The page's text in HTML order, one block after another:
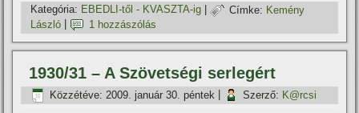
Kategória: EBEDLI-től - KVASZTA-ig | Címke: Kemény
László
1 hozzászólás
1930/31 – A Szövetségi serlegért
Közzétéve: 2009. január 30. péntek Szerző: K@rcsi